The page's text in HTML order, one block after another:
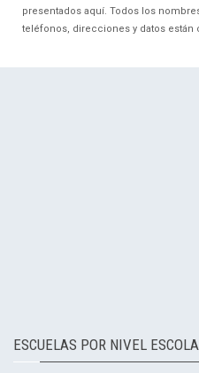
presentados aquí. Todos los
teléfonos, direcciones y datos están
ESCUELAS POR NIVEL